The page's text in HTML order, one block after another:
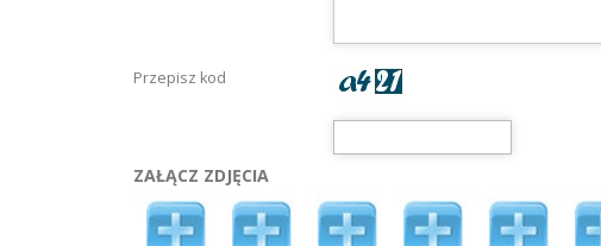
Przepisz kod
ZAŁĄCZ ZDJĘCIA